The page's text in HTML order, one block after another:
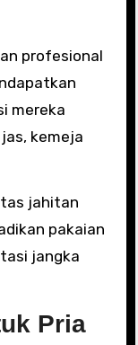
profesional
mereka
kemeja
jahitan
pakaian
jangka
Pria